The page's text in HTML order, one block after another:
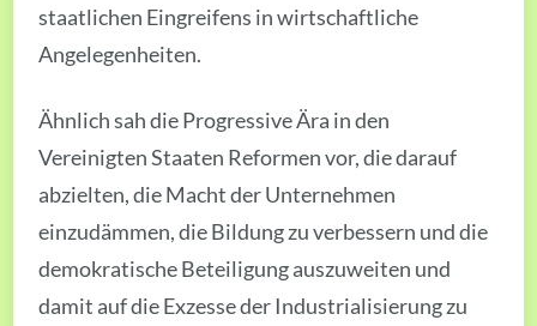
staatlichen Eingreifens in wirtschaftliche
Angelegenheiten.
Ähnlich sah die Progressive Ära in den
Vereinigten Staaten Reformen vor, die darauf
abzielten, die Macht der Unternehmen
einzudämmen, die Bildung zu verbessern und die
demokratische Beteiligung auszuweiten und
damit auf die Exzesse der Industrialisierung zu